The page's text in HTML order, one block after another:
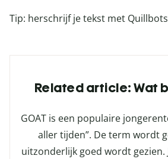
Tip: herschrijf je tekst met Quillbots
Related article: Wat
GOAT is een populaire
aller tijden”. De term wordt
uitzonderlijk goed wordt